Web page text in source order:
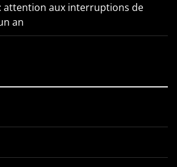
attention aux interruptions de
an